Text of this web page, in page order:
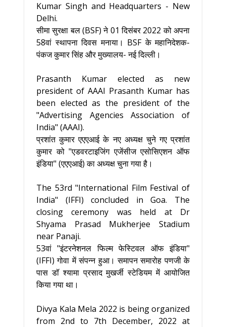
Kumar Singh and Headquarters - New
Delhi.
सीमा सुरक्षा बल (BSF) ने 01 दिसंबर 2022 को अपना
58वां स्थापना दिवस मनाया। BSF के महानिदेशक-
पंकज कुमार सिंह और मुख्यालय- नई दिल्ली।
Prasanth Kumar elected as new
president of AAAI Prasanth Kumar has
been elected as the president of the
"Advertising Agencies Association of
India" (AAAI).
प्रशांत कुमार एएएआई के नए अध्यक्ष चुने गए प्रशांत
कुमार को "एडवरटाइजिंग एजेंसीज एसोसिएशन ऑफ
इंडिया" (एएएआई) का अध्यक्ष चुना गया है।
The 53rd "International Film Festival of
India" (IFFI) concluded in Goa. The
closing ceremony was held at Dr
Shyama Prasad Mukherjee Stadium
near Panaji.
53वां "इंटरनेशनल फिल्म फेस्टिवल ऑफ इंडिया"
(IFFI) गोवा में संपन्न हुआ। समापन समारोह पणजी के
पास डॉ श्यामा प्रसाद मुखर्जी स्टेडियम में आयोजित
किया गया था।
Divya Kala Mela 2022 is being organized
from 2nd to 7th December, 2022 at